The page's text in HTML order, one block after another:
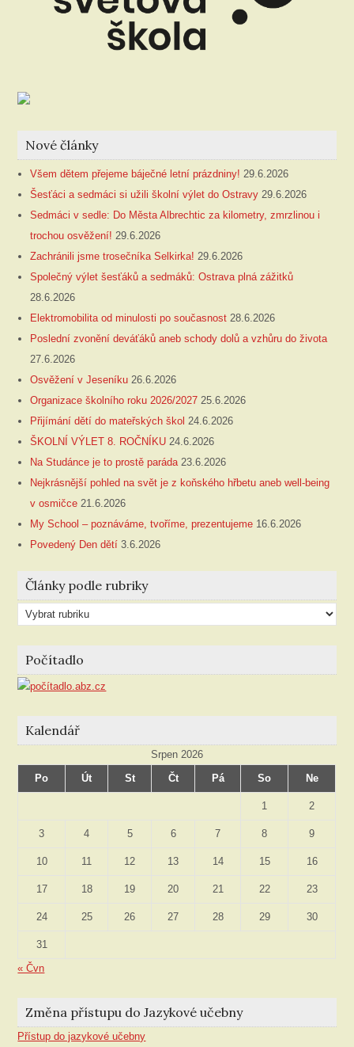
Nové články
Všem dětem přejeme báječné letní prázdniny! 29.6.2026
Šesťáci a sedmáci si užili školní výlet do Ostravy 29.6.2026
Sedmáci v sedle: Do Města Albrechtic za kilometry, zmrzlinou i
trochou osvěžení! 29.6.2026
Zachránili jsme trosečníka Selkirka! 29.6.2026
Společný výlet šesťáků a sedmáků: Ostrava plná zážitků
28.6.2026
Elektromobilita od minulosti po současnost 28.6.2026
Poslední zvonění deváťáků aneb schody dolů a vzhůru do života
27.6.2026
Osvěžení v Jeseníku 26.6.2026
Organizace školního roku 2026/2027 25.6.2026
Přijímání dětí do mateřských škol 24.6.2026
ŠKOLNÍ VÝLET 8. ROČNÍKU 24.6.2026
Na Studánce je to prostě paráda 23.6.2026
Nejkrásnější pohled na svět je z koňského hřbetu aneb well-being
v osmičce 21.6.2026
My School – poznáváme, tvoříme, prezentujeme 16.6.2026
Povedený Den dětí 3.6.2026
Články podle rubriky
Články
podle
rubriky
Počítadlo
Kalendář
Srpen 2026
Po
Út St Čt Pá So Ne
1 2
3 4 5 6 7 8 9
10 11 12 13 14 15 16
17 18 19 20 21 22 23
24 25 26 27 28 29 30
31
« Čvn
Změna přístupu do Jazykové učebny
Přístup do jazykové učebny